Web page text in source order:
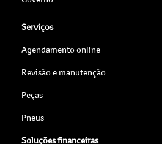
Serviços
Agendamento online
Revisão e manutenção
Peças
Pneus
Soluções financeiras